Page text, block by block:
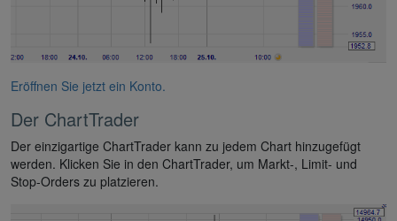
Eröffnen Sie jetzt ein Konto.
Der ChartTrader
Der einzigartige ChartTrader kann zu jedem Chart hinzugefügt
werden. Klicken Sie in den ChartTrader, um Markt-, Limit- und
Stop-Orders zu platzieren.